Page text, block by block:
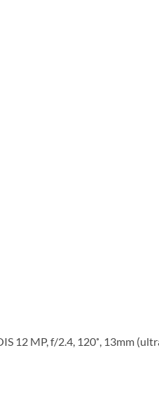
12 MP, f/2.4, 120˚, 13mm